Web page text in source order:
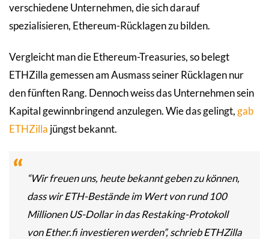
verschiedene Unternehmen, die sich darauf
spezialisieren, Ethereum-Rücklagen zu bilden.
Vergleicht man die Ethereum-Treasuries, so belegt
ETHZilla gemessen am Ausmass seiner Rücklagen nur
den fünften Rang. Dennoch weiss das Unternehmen sein
Kapital gewinnbringend anzulegen. Wie das gelingt, gab
ETHZilla jüngst bekannt.
“Wir freuen uns, heute bekannt geben zu können,
dass wir ETH-Bestände im Wert von rund 100
Millionen US-Dollar in das Restaking-Protokoll
von Ether.fi investieren werden”, schrieb ETHZilla